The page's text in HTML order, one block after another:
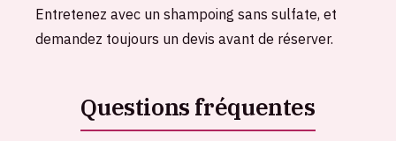
Entretenez avec un shampoing sans sulfate, et
demandez toujours un devis avant de réserver.